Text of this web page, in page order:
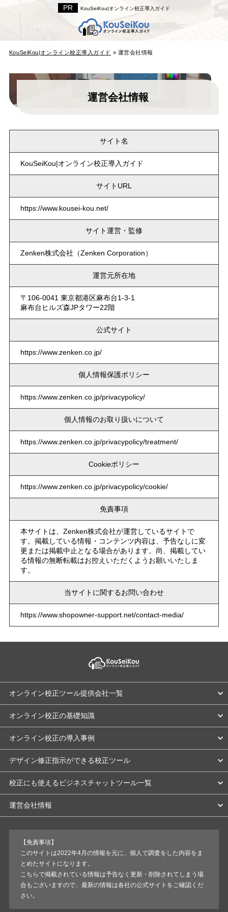
KouSeiKou|オンライン校正導入ガイド
KouSeiKou|オンライン校正導入ガイド » 運営会社情報
運営会社情報
サイト名
KouSeiKou|オンライン校正導入ガイド
サイトURL
https://www.kousei-kou.net/
サイト運営・監修
Zenken株式会社（Zenken Corporation）
運営元所在地
〒106-0041 東京都港区麻布台1-3-1
麻布台ヒルズ森JPタワー22階
公式サイト
https://www.zenken.co.jp/
個人情報保護ポリシー
https://www.zenken.co.jp/privacypolicy/
個人情報のお取り扱いについて
https://www.zenken.co.jp/privacypolicy/treatment/
Cookieポリシー
https://www.zenken.co.jp/privacypolicy/cookie/
免責事項
本サイトは、Zenken株式会社が運営しているサイトで
す。掲載している情報・コンテンツ内容は、予告なしに変
更または掲載中止となる場合があります。尚、掲載してい
る情報の無断転載はお控えいただくようお願いいたしま
す。
当サイトに関するお問い合わせ
https://www.shopowner-support.net/contact-media/
オンライン校正ツール提供会社一覧
オンライン校正の基礎知識
オンライン校正の導入事例
デザイン修正指示ができる校正ツール
校正にも使えるビジネスチャットツール一覧
運営会社情報
【免責事項】
このサイトは2022年4月の情報を元に、個人で調査をした内容をま
とめたサイトになります。
こちらで掲載されている情報は予告なく更新・削除されてしまう場
合もございますので、最新の情報は各社の公式サイトをご確認くだ
さい。